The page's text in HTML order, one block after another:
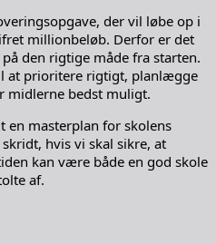
der vil løbe op i
millionbeløb. Derfor er det
den rigtige måde fra starten.
at prioritere rigtigt, planlægge
midlerne bedst muligt.
en masterplan for skolens
hvis vi skal sikre, at
kan være både en god skole
af.